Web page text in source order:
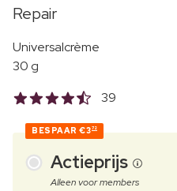
Repair
Universalcrème
30 g
39
BESPAAR €372
Actieprijs
Alleen voor members